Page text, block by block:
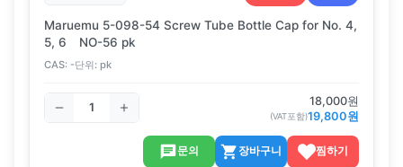
Maruemu 5-098-54 Screw Tube Bottle Cap for No. 4,
5, 6 NO-56 pk
CAS: -단위: pk
18,000원
(VAT포함)19,800원
문의 장바구니 찜하기